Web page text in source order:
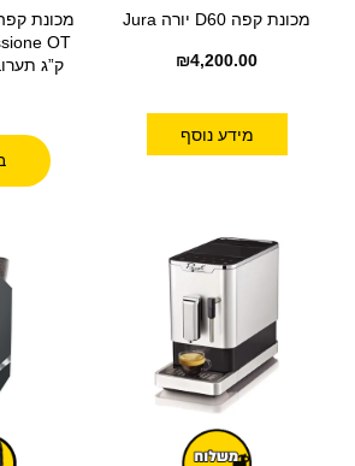
מכונת קפה D60 יורה Jura
₪4,200.00
מידע נוסף
ק”ג